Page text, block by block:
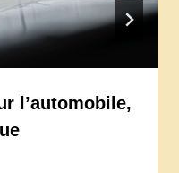
l’automobile,